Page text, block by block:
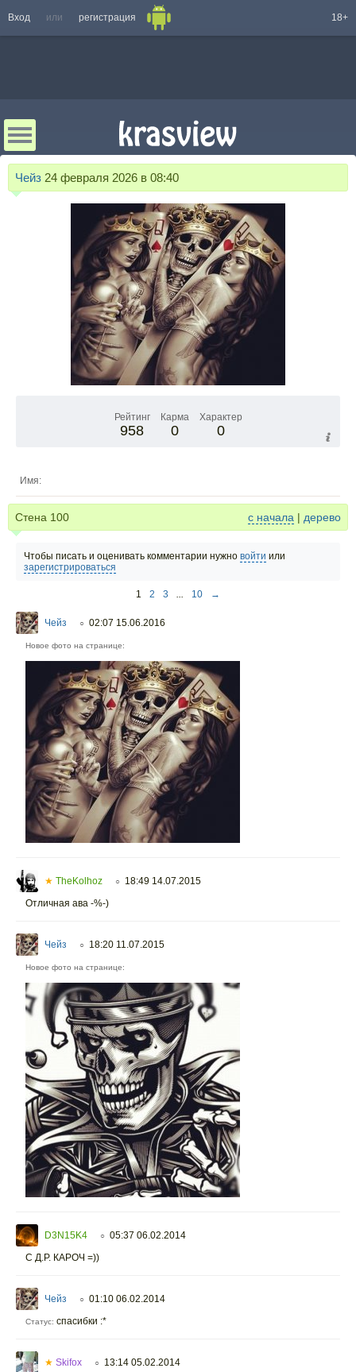
Вход или регистрация 18+
Чейз 24 февраля 2026 в 08:40
Рейтинг
958
Карма
0
Характер
0
Имя:
Стена 100 с начала | дерево
Чтобы писать и оценивать комментарии нужно войти или
зарегистрироваться
1 2 3 ... 10 →
Чейз ○ 02:07 15.06.2016
Новое фото на странице:
★ TheKolhoz ○ 18:49 14.07.2015
Отличная ава -%-)
Чейз ○ 18:20 11.07.2015
Новое фото на странице:
D3N15K4 ○ 05:37 06.02.2014
С Д.Р. КАРОЧ =))
Чейз ○ 01:10 06.02.2014
Статус: спасибки :*
★ Skifox ○ 13:14 05.02.2014